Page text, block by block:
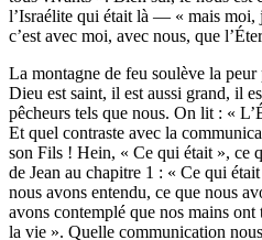
l’Israélite qui était là — « mais moi,
c’est avec moi, avec nous, que
La montagne de feu soulève la
Dieu est saint, il est aussi grand, il
pêcheurs tels que nous. On lit : «
Et quel contraste avec la
son Fils ! Hein, « Ce qui était », ce
de Jean au chapitre 1 : « Ce qui
nous avons entendu, ce que nous
avons contemplé que nos mains
la vie ». Quelle communication